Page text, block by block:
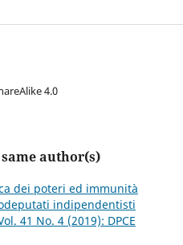
4.0
author(s)
dei poteri ed immunità
indipendentisti
41 No. 4 (2019): DPCE